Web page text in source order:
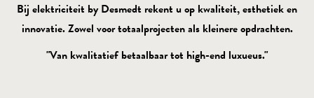
Bij elektriciteit by Desmedt rekent u op kwaliteit, esthetiek en
innovatie. Zowel voor totaalprojecten als kleinere opdrachten.
"Van kwalitatief betaalbaar tot high-end luxueus."